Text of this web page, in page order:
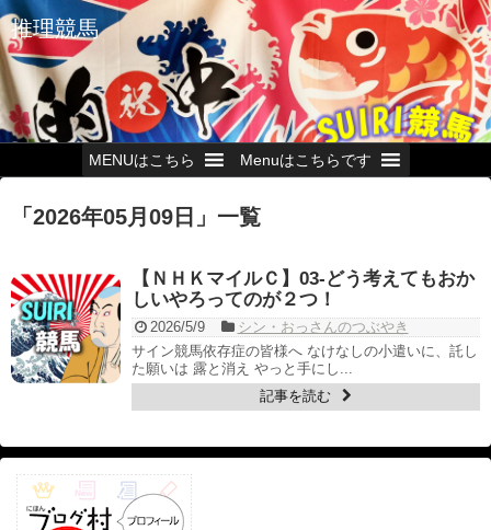
推理競馬
MENUはこちら Menuはこちらです
「 2026年05月09日 」 一覧
【ＮＨＫマイルＣ】03-どう考えてもおか
しいやろってのが２つ！
2026/5/9
シン・おっさんのつぶやき
サイン競馬依存症の皆様へ なけなしの小遣いに、託し
た願いは 露と消え やっと手にし...
記事を読む